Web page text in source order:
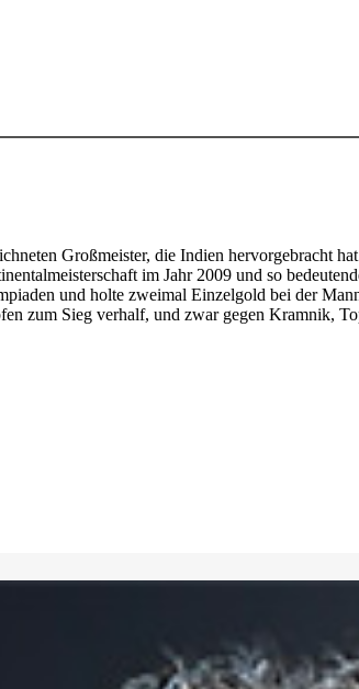
Großmeister, die Indien hervorgebracht
im Jahr 2009 und so
und holte zweimal Einzelgold bei der
zum Sieg verhalf, und zwar gegen Kramnik,